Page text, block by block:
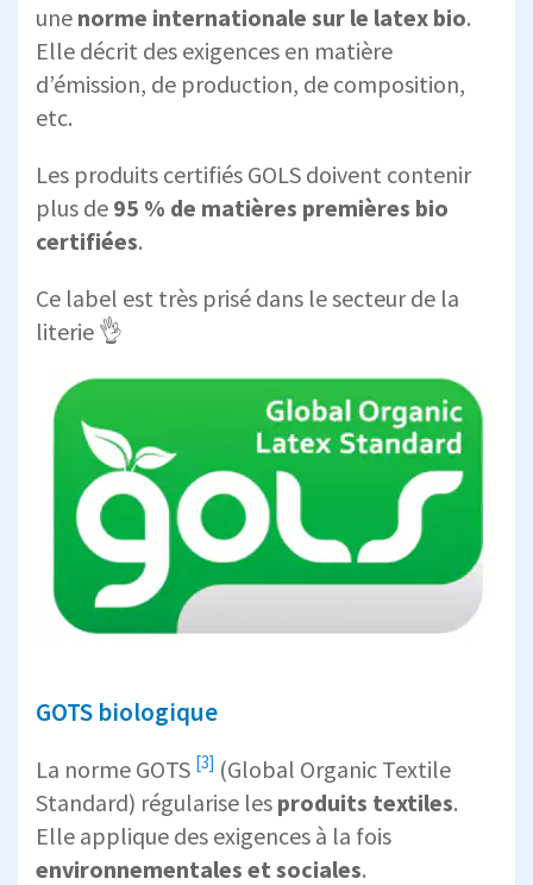
une norme internationale sur le latex bio.
Elle décrit des exigences en matière
d’émission, de production, de composition,
etc.
Les produits certifiés GOLS doivent contenir
plus de 95 % de matières premières bio
certifiées.
Ce label est très prisé dans le secteur de la
literie 👌
GOTS biologique
La norme GOTS [3] (Global Organic Textile
Standard) régularise les produits textiles.
Elle applique des exigences à la fois
environnementales et sociales.